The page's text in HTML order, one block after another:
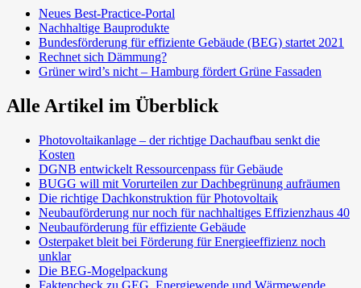
Neues Best-Practice-Portal
Nachhaltige Bauprodukte
Bundesförderung für effiziente Gebäude (BEG) startet 2021
Rechnet sich Dämmung?
Grüner wird’s nicht – Hamburg fördert Grüne Fassaden
Alle Artikel im Überblick
Photovoltaikanlage – der richtige Dachaufbau senkt die
Kosten
DGNB entwickelt Ressourcenpass für Gebäude
BUGG will mit Vorurteilen zur Dachbegrünung aufräumen
Die richtige Dachkonstruktion für Photovoltaik
Neubauförderung nur noch für nachhaltiges Effizienzhaus 40
Neubauförderung für effiziente Gebäude
Osterpaket bleit bei Förderung für Energieeffizienz noch
unklar
Die BEG-Mogelpackung
Faktencheck zu GEG, Energiewende und Wärmewende